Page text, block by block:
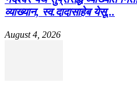
व्याख्यान, स्व.दादासाहेब येसू...
August 4, 2026